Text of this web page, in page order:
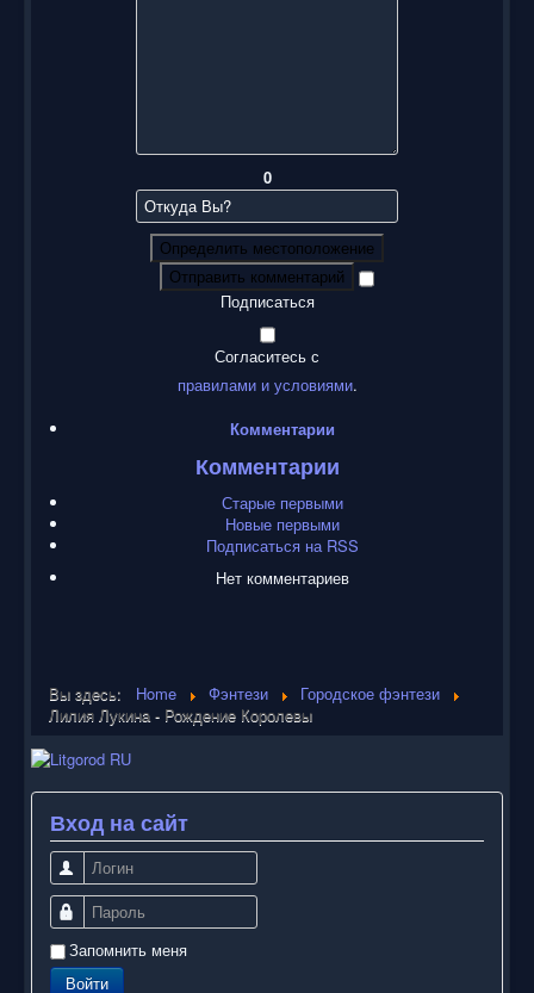
0
Определить местоположение
Отправить комментарий
Подписаться
Согласитесь с
правилами и условиями.
Комментарии
Комментарии
Старые первыми
Новые первыми
Подписаться на RSS
Нет комментариев
Вы здесь: Home Фэнтези
Городское фэнтези
Лилия Лукина - Рождение Королевы
Вход на сайт
Логин
Пароль
Запомнить меня
Войти